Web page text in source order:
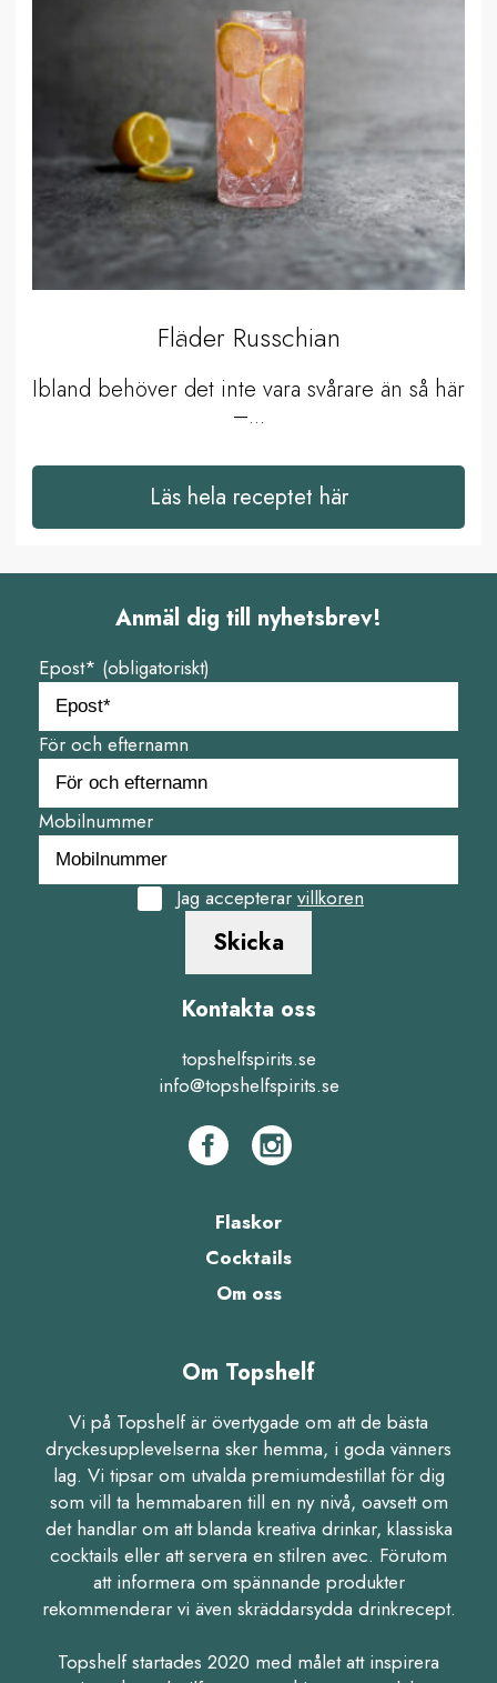
Fläder Russchian
Ibland behöver det inte vara svårare än så här
–...
Läs hela receptet här
Anmäl dig till nyhetsbrev!
Epost* (obligatoriskt)
För och efternamn
Mobilnummer
Jag accepterar villkoren
Skicka
Kontakta oss
topshelfspirits.se
info@topshelfspirits.se
Flaskor
Cocktails
Om oss
Om Topshelf
Vi på Topshelf är övertygade om att de bästa
dryckesupplevelserna sker hemma, i goda vänners
lag. Vi tipsar om utvalda premiumdestillat för dig
som vill ta hemmabaren till en ny nivå, oavsett om
det handlar om att blanda kreativa drinkar, klassiska
cocktails eller att servera en stilren avec. Förutom
att informera om spännande produkter
rekommenderar vi även skräddarsydda drinkrecept.
Topshelf startades 2020 med målet att inspirera